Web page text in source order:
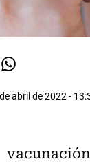
abril de 2022 -